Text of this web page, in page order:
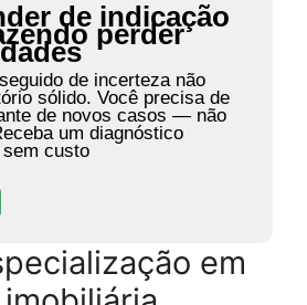
de indicação
perder
de incerteza não
sólido. Você precisa de
de novos casos — não
um diagnóstico
custo
em